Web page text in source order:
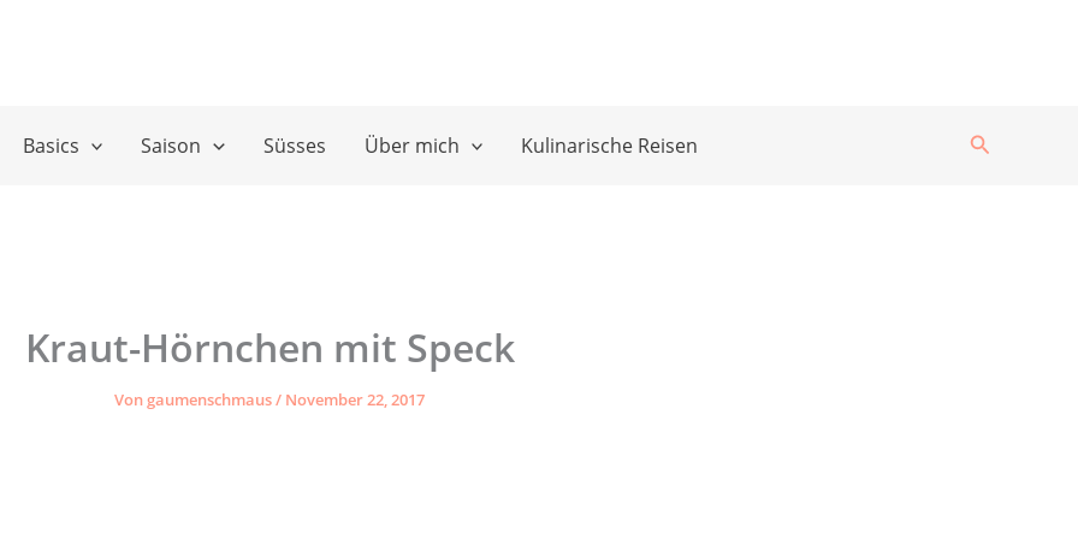
Basics Saison Süsses Über mich Kulinarische Reisen Suchen
Kraut-Hörnchen mit Speck
Vongaumenschmaus/ November 22, 2017